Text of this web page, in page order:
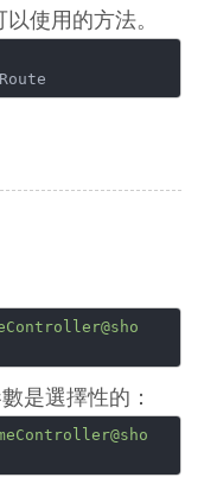
使用的方法。
是選擇性的：